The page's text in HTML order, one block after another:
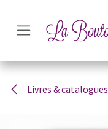
Livres & catalogues